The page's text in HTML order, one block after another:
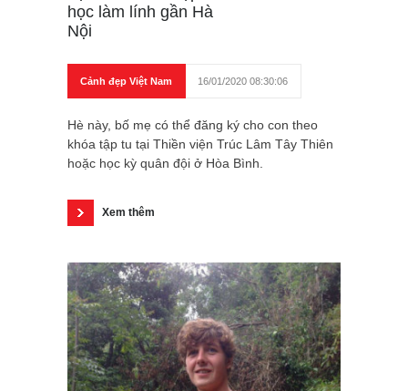
học làm lính gần Hà
Nội
Cảnh đẹp Việt Nam 16/01/2020 08:30:06
Hè này, bố mẹ có thể đăng ký cho con theo
khóa tập tu tại Thiền viện Trúc Lâm Tây Thiên
hoặc học kỳ quân đội ở Hòa Bình.
Xem thêm